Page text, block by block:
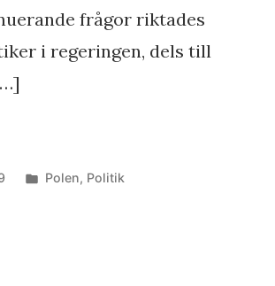
frågor riktades
i regeringen, dels till
Publicerat
Polen, Politik